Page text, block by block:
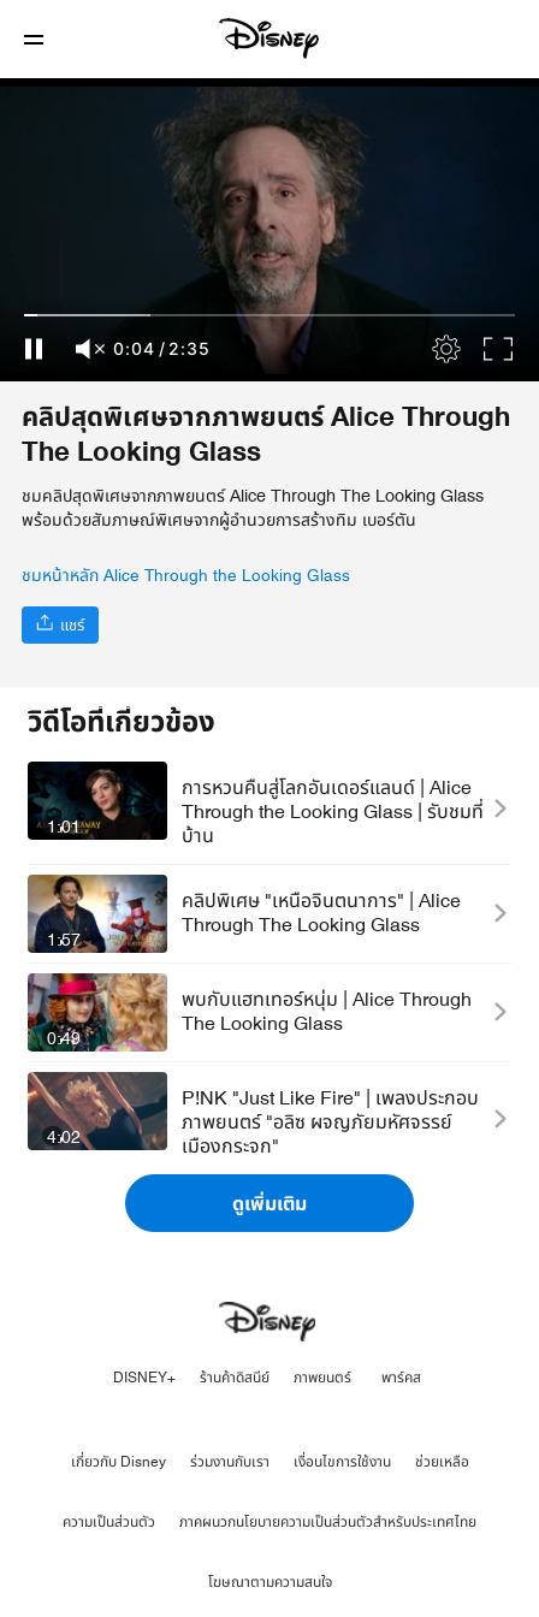
0:04 / 2:35
คลิปสุดพิเศษจากภาพยนตร์ Alice Through
The Looking Glass
ชมคลิปสุดพิเศษจากภาพยนตร์ Alice Through The Looking Glass
พร้อมด้วยสัมภาษณ์พิเศษจากผู้อำนวยการสร้างทิม เบอร์ตัน
ชมหน้าหลัก Alice Through the Looking Glass
แชร์
วิดีโอที่เกี่ยวข้อง
1:01
การหวนคืนสู่โลกอันเดอร์แลนด์ | Alice
Through the Looking Glass | รับชมที่
บ้าน
1:57
คลิปพิเศษ "เหนือจินตนาการ" | Alice
Through The Looking Glass
0:49
พบกับแฮทเทอร์หนุ่ม | Alice Through
The Looking Glass
4:02
P!NK "Just Like Fire" | เพลงประกอบ
ภาพยนตร์ "อลิซ ผจญภัยมหัศจรรย์
เมืองกระจก"
ดูเพิ่มเติม
DISNEY+ ร้านค้าดิสนีย์ ภาพยนตร์ พาร์คส
เกี่ยวกับ Disney ร่วมงานกับเรา เงื่อนไขการใช้งาน ช่วยเหลือ
ความเป็นส่วนตัว ภาคผนวกนโยบายความเป็นส่วนตัวสำหรับประเทศไทย
โฆษณาตามความสนใจ